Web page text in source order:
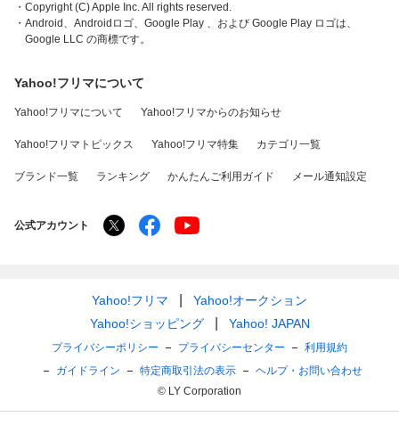
・Copyright (C) Apple Inc. All rights reserved.
・Android、Androidロゴ、Google Play 、および Google Play ロゴは、
Google LLC の商標です。
Yahoo!フリマについて
Yahoo!フリマについて Yahoo!フリマからのお知らせ
Yahoo!フリマトピックス Yahoo!フリマ特集 カテゴリ一覧
ブランド一覧 ランキング かんたんご利用ガイド メール通知設定
公式アカウント
Yahoo!フリマ
Yahoo!オークション
Yahoo!ショッピング
Yahoo! JAPAN
プライバシーポリシー プライバシーセンター
利用規約
ガイドライン
特定商取引法の表示
ヘルプ・お問い合わせ
© LY Corporation